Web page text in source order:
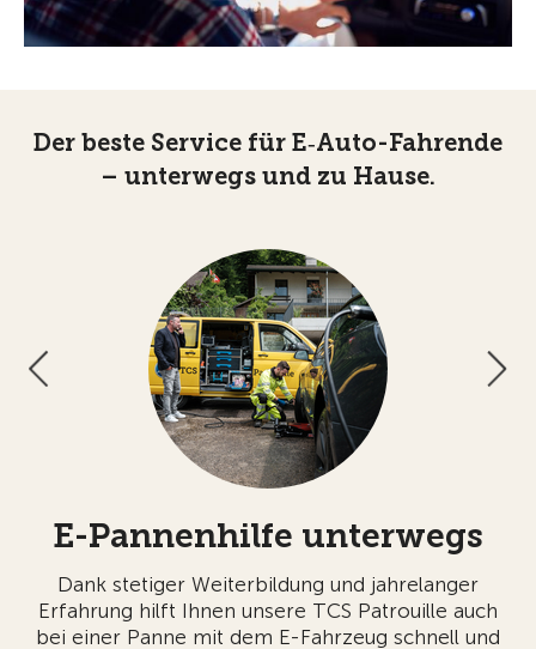
Der beste Service für E‑Auto-Fahrende
– unterwegs und zu Hause.
E-Pannenhilfe unterwegs
Dank stetiger Weiterbildung und jahrelanger
Erfahrung hilft Ihnen unsere TCS Patrouille auch
bei einer Panne mit dem E-Fahrzeug schnell und